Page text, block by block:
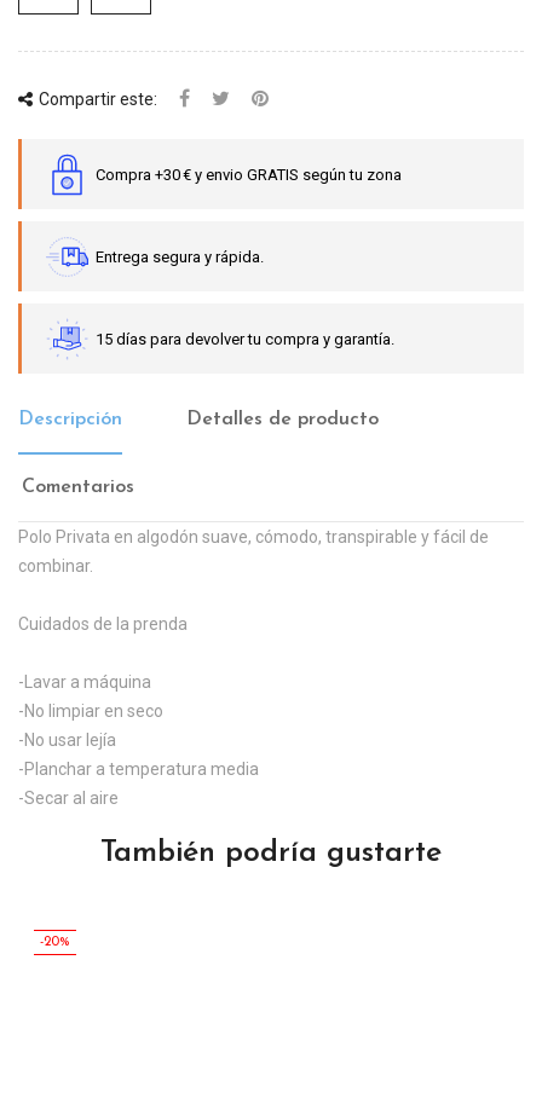
Compartir este:
Compra +30 € y envio GRATIS según tu zona
Entrega segura y rápida.
15 días para devolver tu compra y garantía.
Descripción Detalles de producto
Comentarios
Polo Privata en algodón suave, cómodo, transpirable y fácil de
combinar.
Cuidados de la prenda
-Lavar a máquina
-No limpiar en seco
-No usar lejía
-Planchar a temperatura media
-Secar al aire
También podría gustarte
-20%